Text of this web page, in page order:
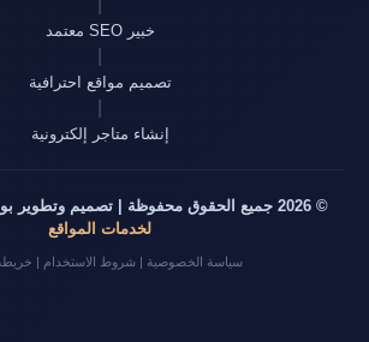
خبير SEO معتمد
تصميم مواقع احترافية
إنشاء متاجر إلكترونية
© 2026 جميع الحقوق محفوظة | تصميم وتطوير بواسطة
لخدمات المواقع
سياسة الخصوصية | شروط الاستخدام |